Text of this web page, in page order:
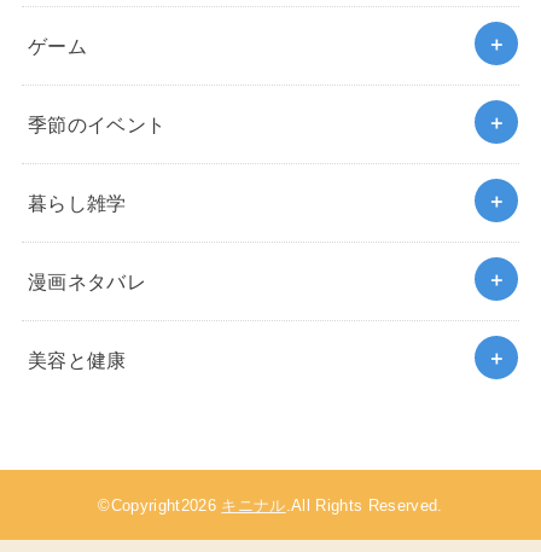
ゲーム
季節のイベント
暮らし雑学
漫画ネタバレ
美容と健康
©Copyright2026 キニナル .All Rights Reserved.